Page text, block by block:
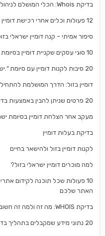
בדיקת Whois: הכלי המושלם לניהול דומיינים ולהגנה על הפרטיות
12 פעולות וכלים אחרי רכישת דומיין בזול
סיפור אמיתי – קנה דומיין ישראלי
10 סוגי עסקים שקניית דומיין בסיומת “.ישראל” יעשה להם רק טוב
20 סיבות לקנות דומיין עם סיומת “.ישראל”
דומיין בזול: הדרך המושלמת
20 פרטים שניתן להבין באמצעות בדיקת בעלות דומיין
מעקב אחר הצלחת דומיין בסיומת
בדיקת בעלות דומיין
לקנות דומיין בזול ולהישאר בחיים
למה מוכרים דומיין ישראלי בזול?
10 פעולות שכל תוכנה לקידום
האתר שלכם
בדיקת WHOIS: מה זה ולמה זה חשוב?
20 נתוני מידע שמקבלים בתהליך בדיקת דומיין